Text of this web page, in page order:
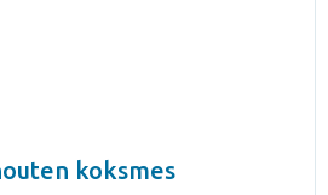
koksmes